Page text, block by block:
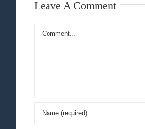
Leave A Comment